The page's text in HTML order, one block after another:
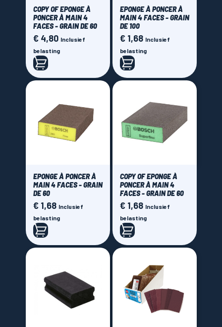
Grain
40(2)
60(2)
80(3)
100(1)
Wolfcraft (1)
Price
€ 0,00 - € 75,00
COPY OF EPONGE À
PONCER À MAIN 4
FACES - GRAIN DE 60
Prijs
€ 4,80 Inclusief
belasting
EPONGE À PONCER À
MAIN 4 FACES - GRAIN
DE 100
Prijs
€ 1,68 Inclusief
belasting
EPONGE À PONCER À
MAIN 4 FACES - GRAIN
DE 60
Prijs
€ 1,68 Inclusief
belasting
COPY OF EPONGE À
PONCER À MAIN 4
FACES - GRAIN DE 60
Prijs
€ 1,68 Inclusief
belasting